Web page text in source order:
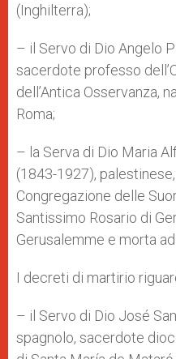
(Inghilterra);
– il Servo di Dio Angelo
sacerdote professo
dell’Antica Osservanza,
Roma;
– la Serva di Dio Maria
(1843-1927),
Congregazione delle
Santissimo Rosario di
Gerusalemme e morta ad
I decreti di martirio
– il Servo di Dio José
spagnolo, sacerdote